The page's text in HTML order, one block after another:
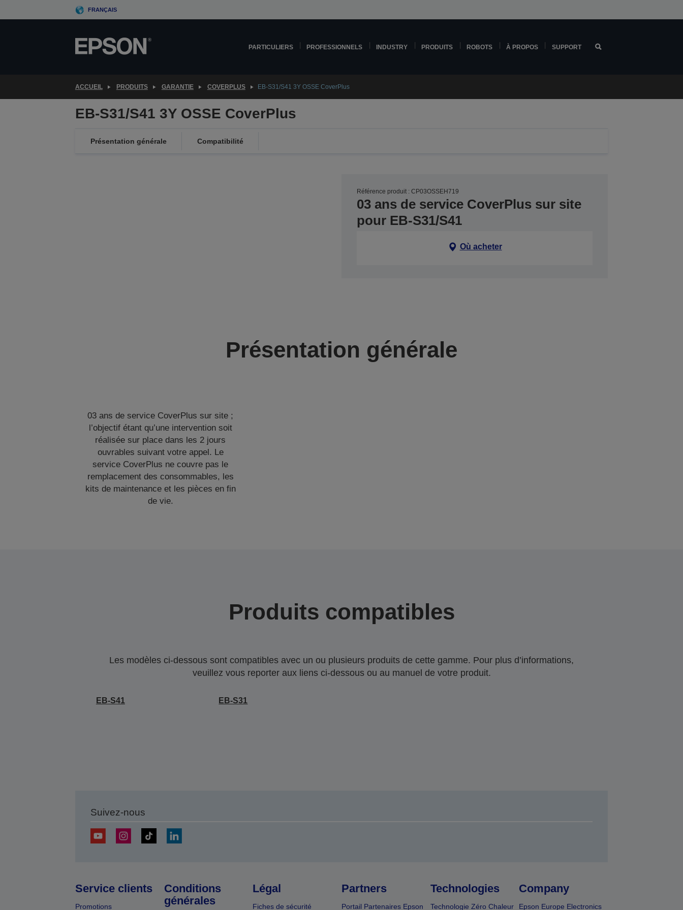
to
FRANÇAIS
PARTICULIERS PROFESSIONNELS INDUSTRY PRODUITS ROBOTS À PROPOS SUPPORT
ACCUEIL PRODUITS GARANTIE COVERPLUS EB-S31/S41 3Y OSSE CoverPlus
EB-S31/S41 3Y OSSE CoverPlus
Présentation générale Compatibilité
Référence produit : CP03OSSEH719
03 ans de service CoverPlus sur site
pour EB-S31/S41
Où acheter
Présentation générale
03 ans de service CoverPlus sur site ;
l’objectif étant qu’une intervention soit
réalisée sur place dans les 2 jours
ouvrables suivant votre appel. Le
service CoverPlus ne couvre pas le
remplacement des consommables, les
kits de maintenance et les pièces en fin
de vie.
Produits compatibles
Les modèles ci-dessous sont compatibles avec un ou plusieurs produits de cette gamme. Pour plus d’informations,
veuillez vous reporter aux liens ci-dessous ou au manuel de votre produit.
EB-S41 EB-S31
Suivez-nous
Service clients
Promotions
Conditions
générales
Légal
Fiches de sécurité
Partners
Portail Partenaires Epson
Technologies
Technologie Zéro Chaleur
Company
Epson Europe Electronics